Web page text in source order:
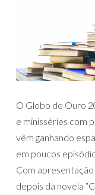
O Globo de Ouro
e minisséries com
vêm ganhando
em poucos
Com apresentação
depois da novela